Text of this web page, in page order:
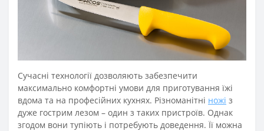
Сучасні технології дозволяють забезпечити
максимально комфортні умови для приготування їжі
вдома та на професійних кухнях. Різноманітні ножі з
дуже гострим лезом – один з таких пристроїв. Однак
згодом вони тупіють і потребують доведення. Її можна